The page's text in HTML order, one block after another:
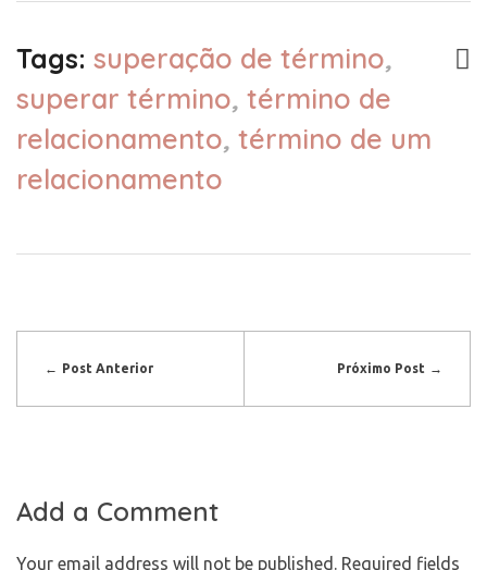
Tags: superação de término,
superar término, término de
relacionamento, término de um
relacionamento
Post Anterior Próximo Post
Add a Comment
Your email address will not be published. Required fields